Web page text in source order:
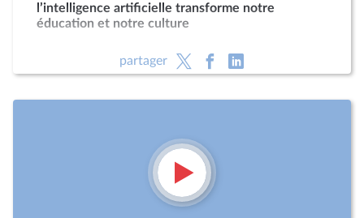
l’intelligence artificielle transforme notre
éducation et notre culture
partager